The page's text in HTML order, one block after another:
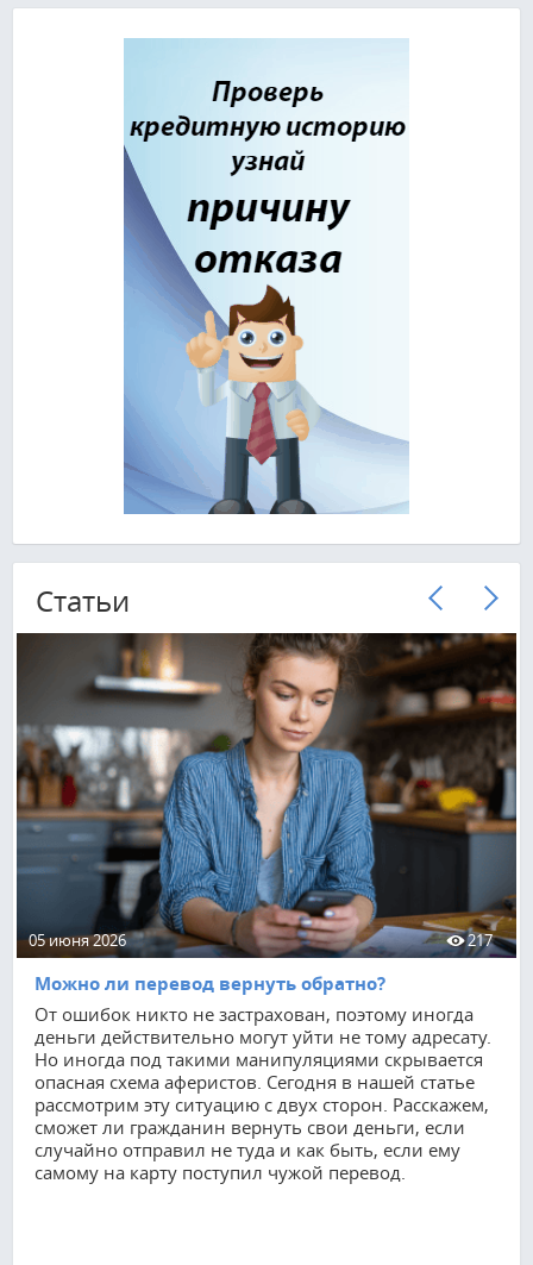
Cтатьи
05 июня 2026 217
Можно ли перевод вернуть обратно?
От ошибок никто не застрахован, поэтому иногда
деньги действительно могут уйти не тому адресату.
Но иногда под такими манипуляциями скрывается
опасная схема аферистов. Сегодня в нашей статье
рассмотрим эту ситуацию с двух сторон. Расскажем,
сможет ли гражданин вернуть свои деньги, если
случайно отправил не туда и как быть, если ему
самому на карту поступил чужой перевод.